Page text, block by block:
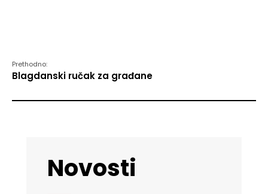
Prethodno:
Blagdanski ručak za građane
Novosti